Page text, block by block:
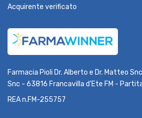
Acquirente verificato
Farmacia Pioli Dr. Alberto e Dr. Matteo
Snc - 63816 Francavilla d'Ete FM -
REA n.FM-255757